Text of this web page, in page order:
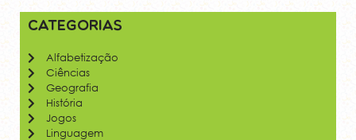
Categorias
Alfabetização
Ciências
Geografia
História
Jogos
Linguagem